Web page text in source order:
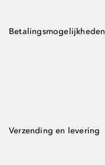
Betalingsmogelijkheden
Verzending en levering